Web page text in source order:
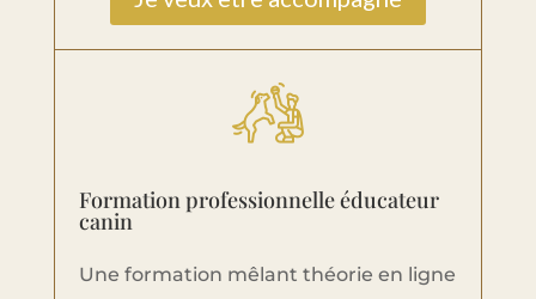
Formation professionnelle éducateur
canin
Une formation mêlant théorie en ligne